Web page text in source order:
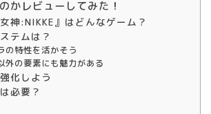
かレビューしてみた！
女神:NIKKE』はどんなゲーム？
テムは？
の特性を活かそう
外の要素にも魅力がある
化しよう
必要？